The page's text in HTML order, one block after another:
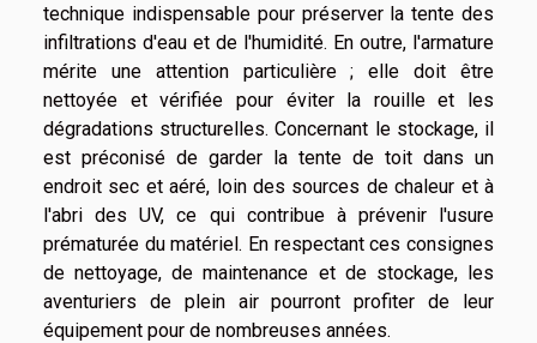
technique indispensable pour préserver la tente des
infiltrations d'eau et de l'humidité. En outre, l'armature
mérite une attention particulière ; elle doit être
nettoyée et vérifiée pour éviter la rouille et les
dégradations structurelles. Concernant le stockage, il
est préconisé de garder la tente de toit dans un
endroit sec et aéré, loin des sources de chaleur et à
l'abri des UV, ce qui contribue à prévenir l'usure
prématurée du matériel. En respectant ces consignes
de nettoyage, de maintenance et de stockage, les
aventuriers de plein air pourront profiter de leur
équipement pour de nombreuses années.